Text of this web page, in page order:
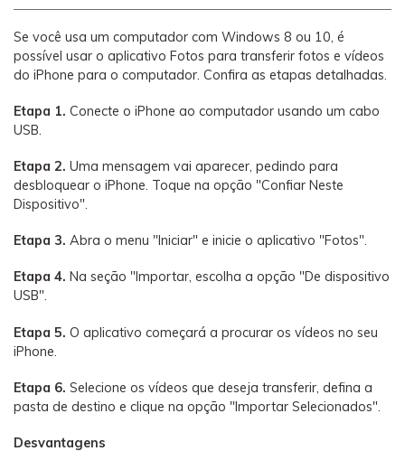
Se você usa um computador com Windows 8 ou 10, é
possível usar o aplicativo Fotos para transferir fotos e vídeos
do iPhone para o computador. Confira as etapas detalhadas.
Etapa 1. Conecte o iPhone ao computador usando um cabo
USB.
Etapa 2. Uma mensagem vai aparecer, pedindo para
desbloquear o iPhone. Toque na opção "Confiar Neste
Dispositivo".
Etapa 3. Abra o menu "Iniciar" e inicie o aplicativo "Fotos".
Etapa 4. Na seção "Importar, escolha a opção "De dispositivo
USB".
Etapa 5. O aplicativo começará a procurar os vídeos no seu
iPhone.
Etapa 6. Selecione os vídeos que deseja transferir, defina a
pasta de destino e clique na opção "Importar Selecionados".
Desvantagens